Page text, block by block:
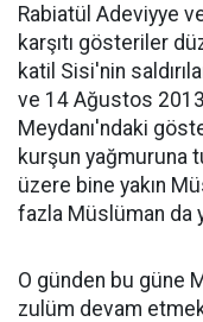
Rabiatül Adeviyye
karşıtı gösteriler
katil Sisi'nin
ve 14 Ağustos
Meydanı'ndaki
kurşun yağmuruna
üzere bine yakın
fazla Müslüman da
O günden bu güne
zulüm devam